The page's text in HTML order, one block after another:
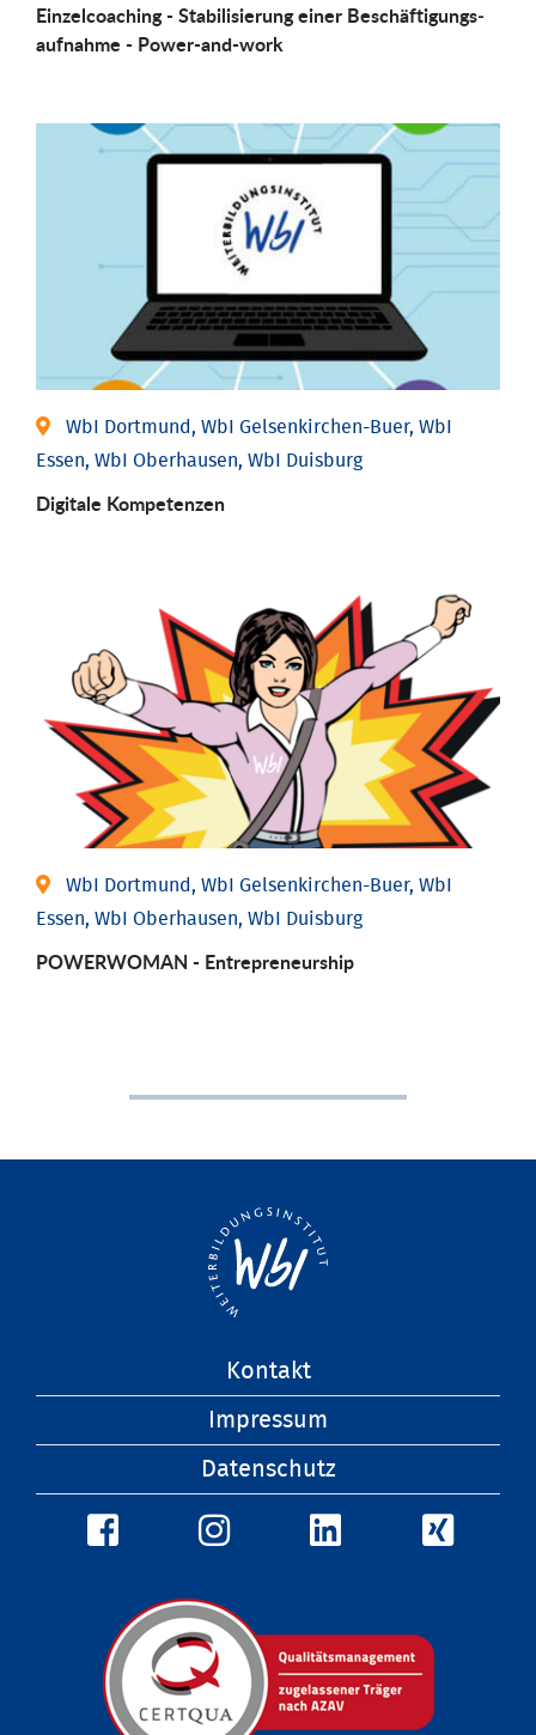
Einzel­coaching - Stabili­sierung einer Be­schäftigungs­
aufnahme - Power-and-work
WbI Dortmund, WbI Gelsenkirchen-Buer, WbI
Essen, WbI Oberhausen, WbI Duisburg
Digitale Kompetenzen
WbI Dortmund, WbI Gelsenkirchen-Buer, WbI
Essen, WbI Oberhausen, WbI Duisburg
POWERWOMAN - Entrepreneurship
Kontakt
Impressum
Datenschutz